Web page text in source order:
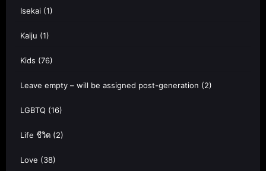
Isekai (1)
Kaiju (1)
Kids (76)
Leave empty – will be assigned post-generation (2)
LGBTQ (16)
Life ชีวิต (2)
Love (38)